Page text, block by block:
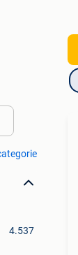
4.537